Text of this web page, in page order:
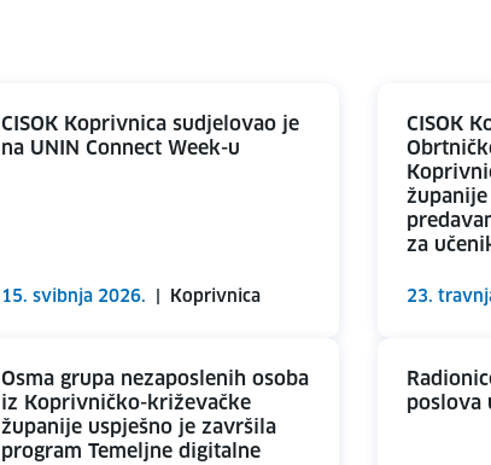
CISOK Koprivnica sudjelovao je
na UNIN Connect Week-u
15. svibnja 2026. Koprivnica
CISOK
za
23.
Osma grupa nezaposlenih osoba
iz Koprivničko-križevačke
županije uspješno je završila
program Temeljne digitalne
poslova